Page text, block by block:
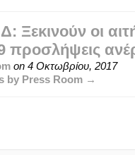
Ξεκινούν οι
προσλήψεις
on 4 Οκτωβρίου, 2017
by Press Room →